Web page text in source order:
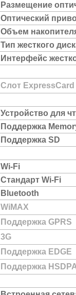
Размещение
Оптический
Объем
Тип жесткого
Интерфейс
Слот ExpressCard
Устройство для
Поддержка
Поддержка SD
Wi-Fi
Стандарт Wi-Fi
Bluetooth
WiMAX
Поддержка GPRS
3G
Поддержка EDGE
Поддержка